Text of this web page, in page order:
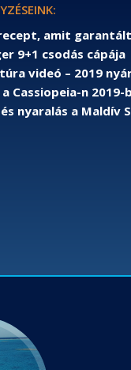
amit
9+1 csodás cápája
videó – 2019
Cassiopeia-n 2019-
nyaralás a Maldív